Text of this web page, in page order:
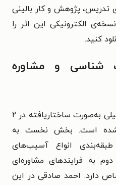
تدریس، پژوهش و کار بالینی
الکترونیکی این اثر را
کنید.
شناسی و مشاوره
آسیب‌شناسی و مشاوره تحصیلی به‌صورت ساختاریافته در ۲
شده است. بخش نخست به
انواع آسیب‌های
به فرایندهای مشاوره‌ای
دارد. احمد صادقی در این